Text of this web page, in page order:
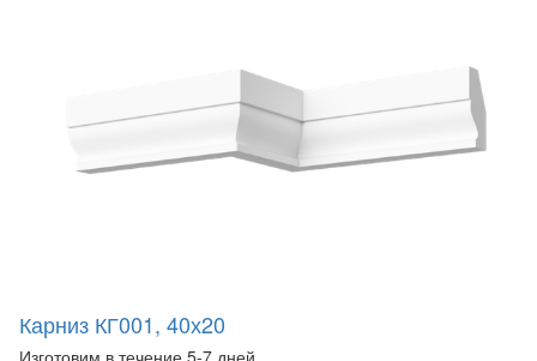
Карниз КГ001, 40х20